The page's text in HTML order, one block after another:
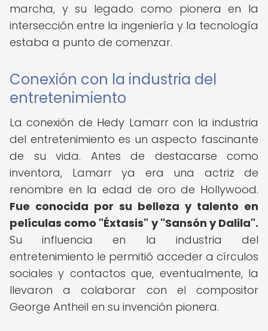
marcha, y su legado como pionera en la
intersección entre la ingeniería y la tecnología
estaba a punto de comenzar.
Conexión con la industria del
entretenimiento
La conexión de Hedy Lamarr con la industria
del entretenimiento es un aspecto fascinante
de su vida. Antes de destacarse como
inventora, Lamarr ya era una actriz de
renombre en la edad de oro de Hollywood.
Fue conocida por su belleza y talento en
películas como "Éxtasis" y "Sansón y Dalila".
Su influencia en la industria del
entretenimiento le permitió acceder a círculos
sociales y contactos que, eventualmente, la
llevaron a colaborar con el compositor
George Antheil en su invención pionera.